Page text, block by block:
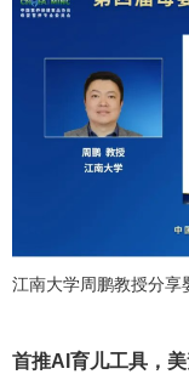
江南大学周鹏教授分享
首推AI育儿工具，